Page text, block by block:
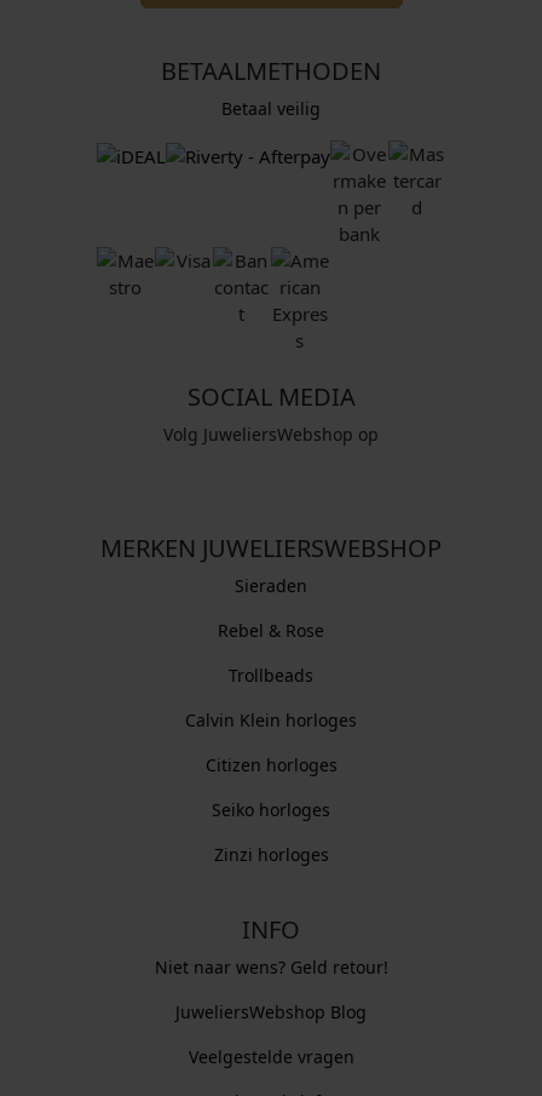
BETAALMETHODEN
Betaal veilig
SOCIAL MEDIA
Volg JuweliersWebshop op
MERKEN JUWELIERSWEBSHOP
Sieraden
Rebel & Rose
Trollbeads
Calvin Klein horloges
Citizen horloges
Seiko horloges
Zinzi horloges
INFO
Niet naar wens? Geld retour!
JuweliersWebshop Blog
Veelgestelde vragen